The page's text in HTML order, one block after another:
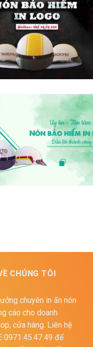
CHÚNG TÔI
chuyên in ấn nón
cáo cho doanh
cửa hàng. Liên hệ
0971.45.47.49 để